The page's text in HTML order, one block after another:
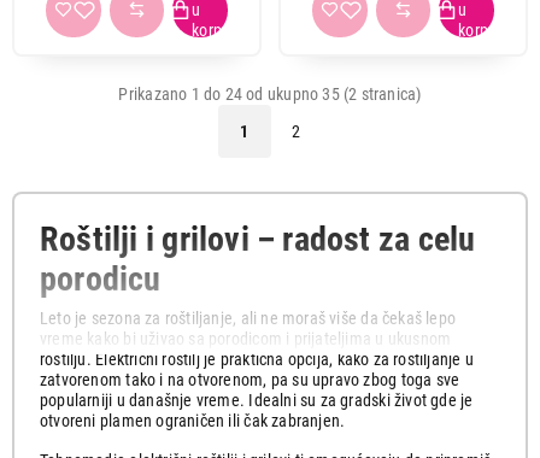
Prikazano 1 do 24 od ukupno 35 (2 stranica)
1
2
Roštilji i grilovi – radost za celu
porodicu
Leto je sezona za roštiljanje, ali ne moraš više da čekaš lepo
vreme kako bi uživao sa porodicom i prijateljima u ukusnom
roštilju. Električni roštilj je praktična opcija, kako za roštiljanje u
zatvorenom tako i na otvorenom, pa su upravo zbog toga sve
popularniji u današnje vreme. Idealni su za gradski život gde je
otvoreni plamen ograničen ili čak zabranjen.